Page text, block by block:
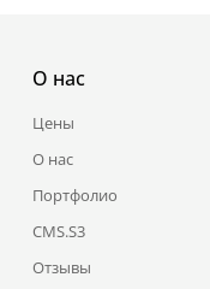
О нас
Цены
О нас
Портфолио
CMS.S3
Отзывы